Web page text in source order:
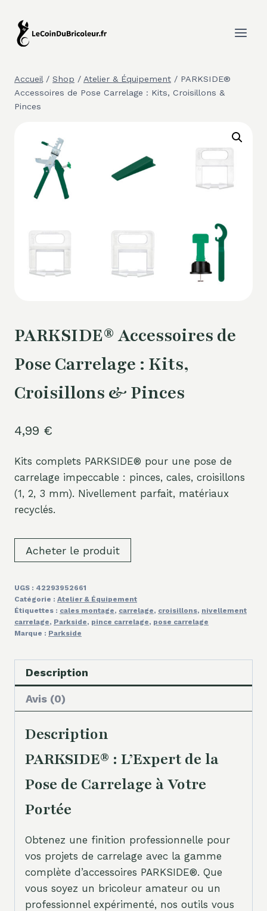
contenu
Accueil / Shop / Atelier & Équipement / PARKSIDE®
Accessoires de Pose Carrelage : Kits, Croisillons &
Pinces
PARKSIDE® Accessoires de
Pose Carrelage : Kits,
Croisillons & Pinces
4,99 €
Kits complets PARKSIDE® pour une pose de
carrelage impeccable : pinces, cales, croisillons
(1, 2, 3 mm). Nivellement parfait, matériaux
recyclés.
Acheter le produit
UGS : 42293952661
Catégorie : Atelier & Équipement
Étiquettes : cales montage, carrelage, croisillons, nivellement
carrelage, Parkside, pince carrelage, pose carrelage
Marque : Parkside
Description
Avis (0)
Description
PARKSIDE® : L’Expert de la
Pose de Carrelage à Votre
Portée
Obtenez une finition professionnelle pour
vos projets de carrelage avec la gamme
complète d’accessoires PARKSIDE®. Que
vous soyez un bricoleur amateur ou un
professionnel expérimenté, nos outils vous